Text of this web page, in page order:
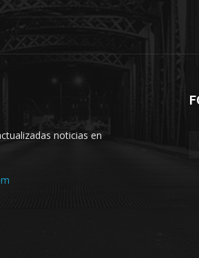
noticias en